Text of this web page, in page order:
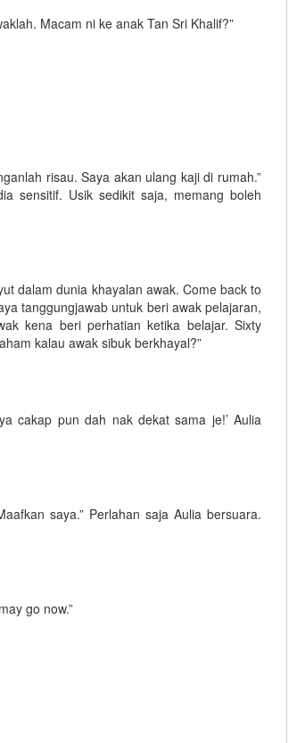
Macam ni ke anak Tan Sri Khalif?”
risau. Saya akan ulang kaji di rumah.”
sensitif. Usik sedikit saja, memang boleh
dalam dunia khayalan awak. Come back to
tanggungjawab untuk beri awak pelajaran,
kena beri perhatian ketika belajar. Sixty
kalau awak sibuk berkhayal?”
cakap pun dah nak dekat sama je!’ Aulia
saya.” Perlahan saja Aulia bersuara.
go now.”